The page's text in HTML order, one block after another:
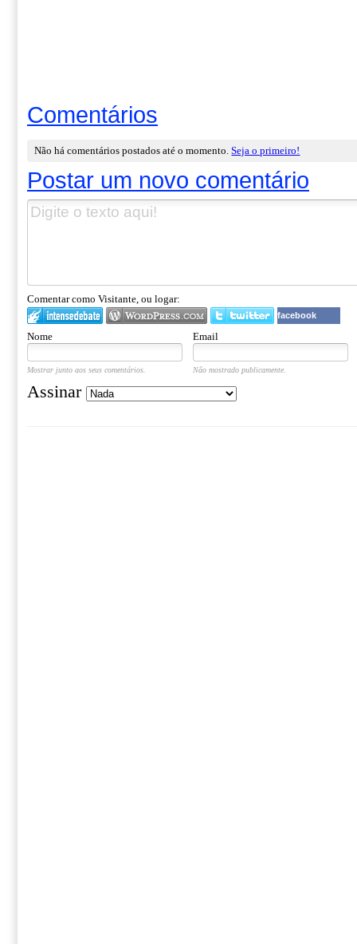
Comentários
Não há comentários postados até o momento.Seja o primeiro!
Postar um novo comentário
Comentar como Visitante, ou logar:
facebook
Nome Email
Mostrar junto aos seus comentários. Não mostrado publicamente.
Assinar